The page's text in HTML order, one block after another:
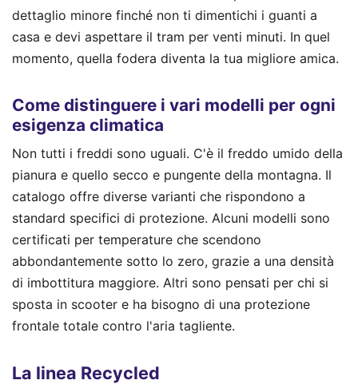
dettaglio minore finché non ti dimentichi i guanti a
casa e devi aspettare il tram per venti minuti. In quel
momento, quella fodera diventa la tua migliore amica.
Come distinguere i vari modelli per ogni
esigenza climatica
Non tutti i freddi sono uguali. C'è il freddo umido della
pianura e quello secco e pungente della montagna. Il
catalogo offre diverse varianti che rispondono a
standard specifici di protezione. Alcuni modelli sono
certificati per temperature che scendono
abbondantemente sotto lo zero, grazie a una densità
di imbottitura maggiore. Altri sono pensati per chi si
sposta in scooter e ha bisogno di una protezione
frontale totale contro l'aria tagliente.
La linea Recycled